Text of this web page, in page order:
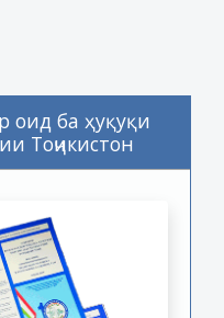
оид ба ҳуқуқи
Тоҷикистон